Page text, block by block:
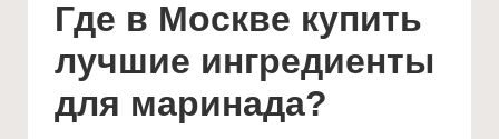
Где в Москве купить
лучшие ингредиенты
для маринада?